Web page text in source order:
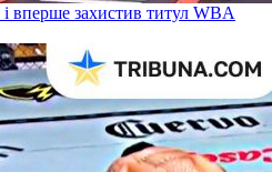
і вперше захистив титул WBA